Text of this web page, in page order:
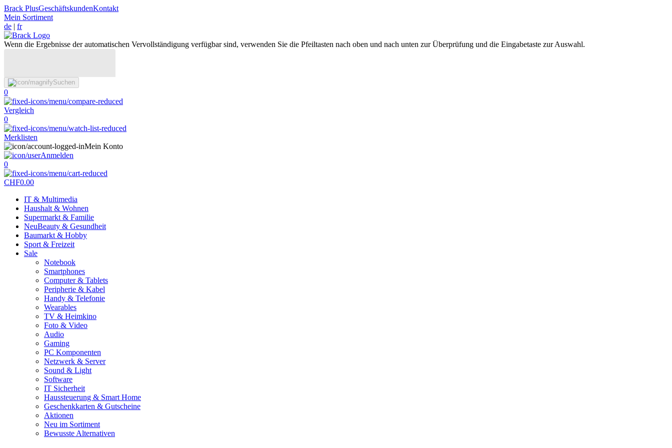
Brack PlusGeschäftskundenKontakt
Mein Sortiment
de | fr
Wenn die Ergebnisse der automatischen Vervollständigung verfügbar sind, verwenden Sie die Pfeiltasten nach oben und nach unten zur Überprüfung und die Eingabetaste zur Auswahl.
Suchen
0
Vergleich
0
Merklisten
Mein Konto
Anmelden
0
CHF0.00
IT & Multimedia
Haushalt & Wohnen
Supermarkt & Familie
NeuBeauty & Gesundheit
Baumarkt & Hobby
Sport & Freizeit
Sale
Notebook
Smartphones
Computer & Tablets
Peripherie & Kabel
Handy & Telefonie
Wearables
TV & Heimkino
Foto & Video
Audio
Gaming
PC Komponenten
Netzwerk & Server
Sound & Light
Software
IT Sicherheit
Haussteuerung & Smart Home
Geschenkkarten & Gutscheine
Aktionen
Neu im Sortiment
Bewusste Alternativen